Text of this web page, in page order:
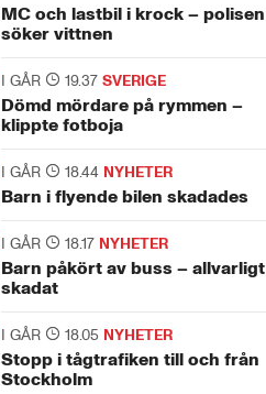
MC och lastbil i krock – polisen
söker vittnen
I GÅR 19.37SVERIGE
Dömd mördare på rymmen –
klippte fotboja
I GÅR 18.44 NYHETER
Barn i flyende bilen skadades
I GÅR 18.17 NYHETER
Barn påkört av buss – allvarligt
skadat
I GÅR 18.05 NYHETER
Stopp i tågtrafiken till och från
Stockholm